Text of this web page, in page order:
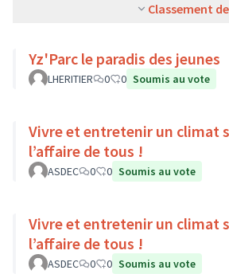
Classement
Yz'Parc le paradis des jeunes
LHERITIER 0 0 Soumis au vote
Vivre et entretenir un climat
l’affaire de tous !
ASDEC 0 0 Soumis au vote
Vivre et entretenir un climat
l’affaire de tous !
ASDEC 0 0 Soumis au vote